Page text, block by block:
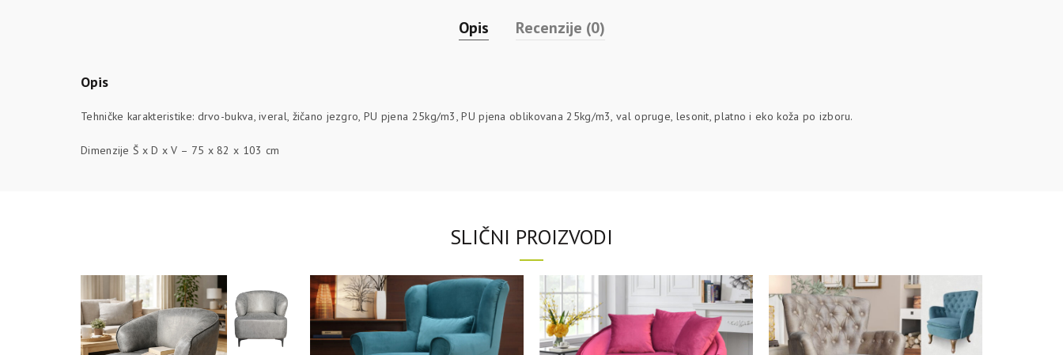
Opis Recenzije (0)
Opis
Tehničke karakteristike: drvo-bukva, iveral, žičano jezgro, PU pjena 25kg/m3, PU pjena oblikovana 25kg/m3, val opruge, lesonit, platno i eko koža po izboru.
Dimenzije Š x D x V – 75 x 82 x 103 cm
SLIČNI PROIZVODI